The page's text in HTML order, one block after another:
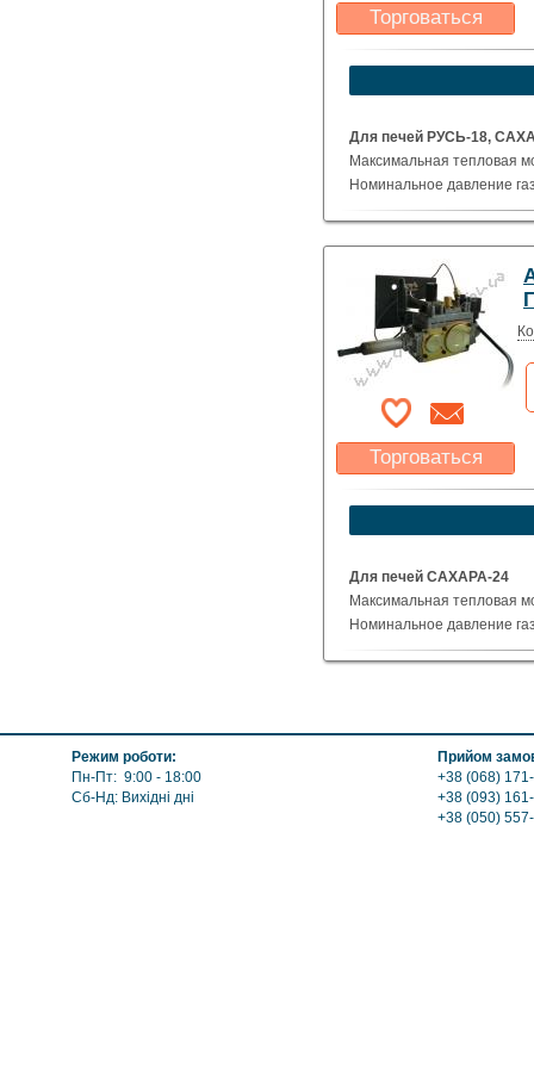
Торговаться
Какая цена Вас
устроит?
Для печей РУСЬ-18,
Максимальная тепловая
Номинальное давление
Длинна рожков - 478 мм
Торговаться
Какая цена Вас
устроит?
Для печей САХАРА-24
Максимальная тепловая
Номинальное давление
Длинна рожков - 478 мм
Режим роботи:
Пн-Пт: 9:00 - 18:00
Сб-Нд: Вихідні дні
Прийом
+38 (068)
+38 (093)
+38 (050)